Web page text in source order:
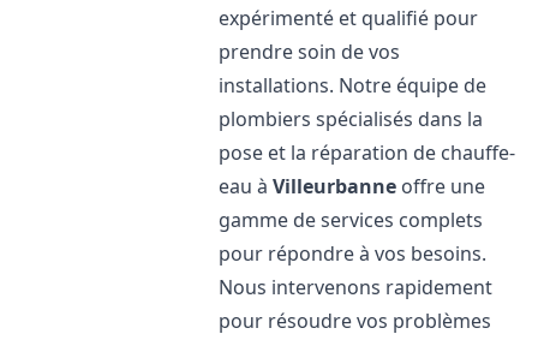
expérimenté et qualifié pour
prendre soin de vos
installations. Notre équipe de
plombiers spécialisés dans la
pose et la réparation de chauffe-
eau àVilleurbanne offre une
gamme de services complets
pour répondre à vos besoins.
Nous intervenons rapidement
pour résoudre vos problèmes